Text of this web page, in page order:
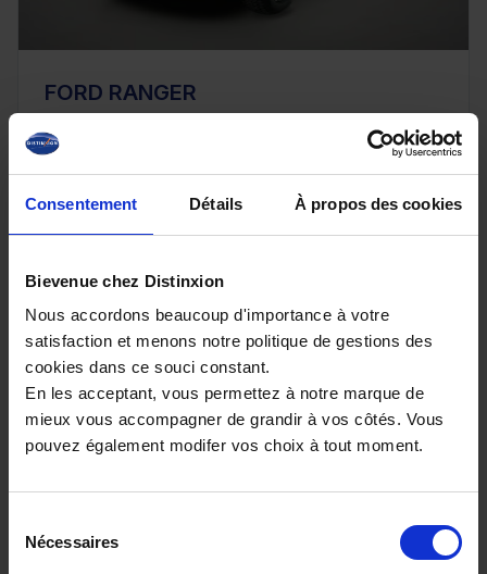
Consentement Détails À propos des cookies
Bievenue chez Distinxion
Nous accordons beaucoup d'importance à votre
satisfaction et menons notre politique de gestions des
cookies dans ce souci constant.
En les acceptant, vous permettez à notre marque de
mieux vous accompagner de grandir à vos côtés. Vous
pouvez également modifer vos choix à tout moment.
Nécessaires
FORD RANGER
20 km - 2025 - Diesel - Boîte auto
56 080€